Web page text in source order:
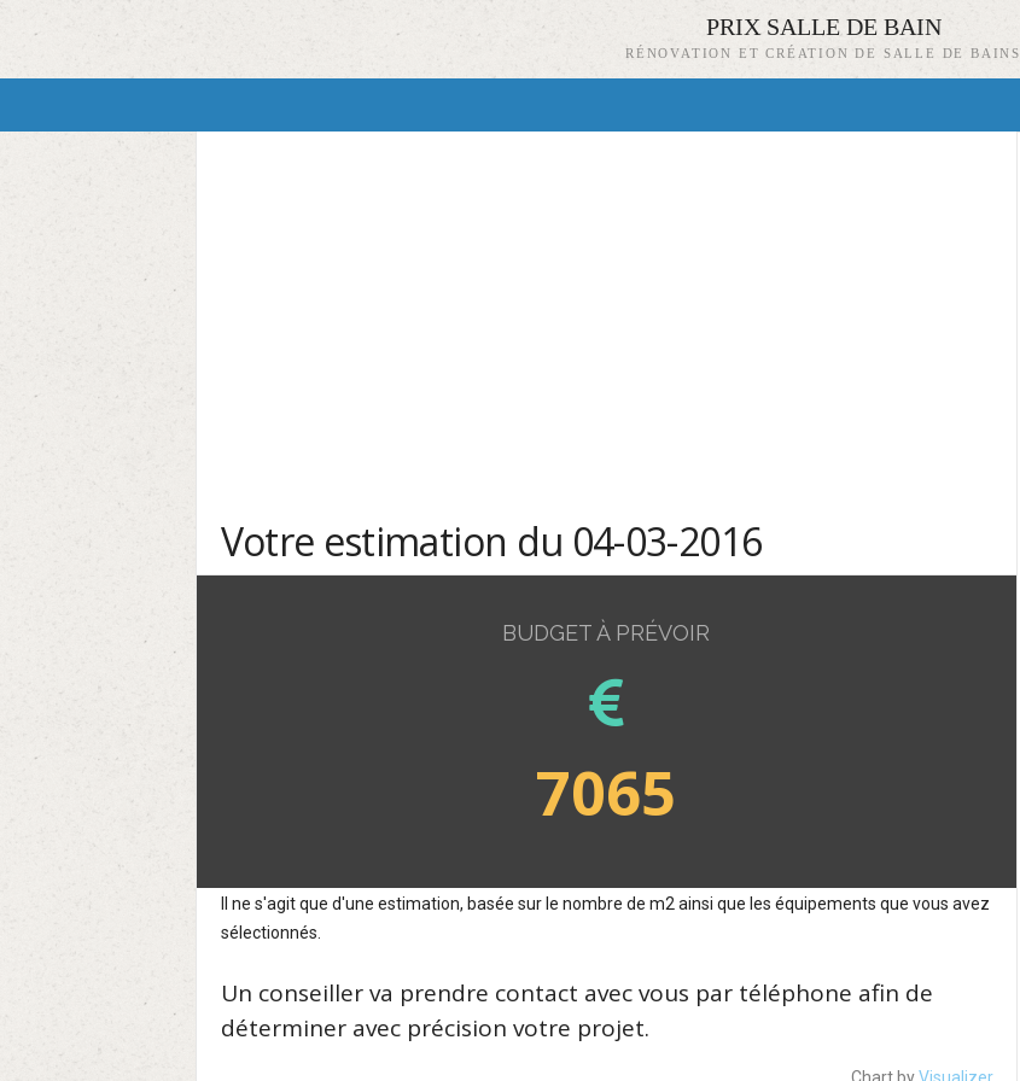
PRIX SALLE DE BAIN
RÉNOVATION ET CRÉATION DE SALLE DE BAINS
Votre estimation du 04-03-2016
BUDGET À PRÉVOIR
7065
Il ne s'agit que d'une estimation, basée sur le nombre de m2 ainsi que les équipements que vous avez
sélectionnés.
Un conseiller va prendre contact avec vous par téléphone afin de
déterminer avec précision votre projet.
Chart byVisualizer